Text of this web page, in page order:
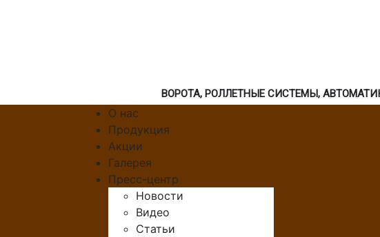
ВОРОТА, РОЛЛЕТНЫЕ СИСТЕМЫ,
О нас
Продукция
Акции
Галерея
Пресс-центр
Новости
Видео
Статьи